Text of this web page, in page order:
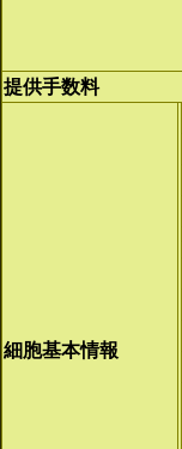
提供手数料
細胞基本情報